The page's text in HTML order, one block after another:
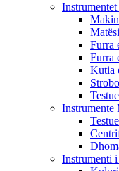
Furra
Furra
Kutia
Instrumente
Instrumenti